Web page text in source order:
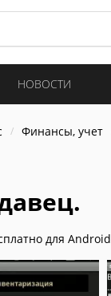
НОВОСТИ
Финансы, учет
для Android